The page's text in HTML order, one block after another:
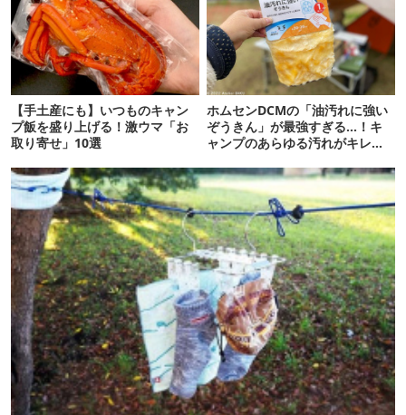
【手土産にも】いつものキャン
プ飯を盛り上げる！激ウマ「お
取り寄せ」10選
ホムセンDCMの「油汚れに強い
ぞうきん」が最強すぎる…！キ
ャンプのあらゆる汚れがキレイ